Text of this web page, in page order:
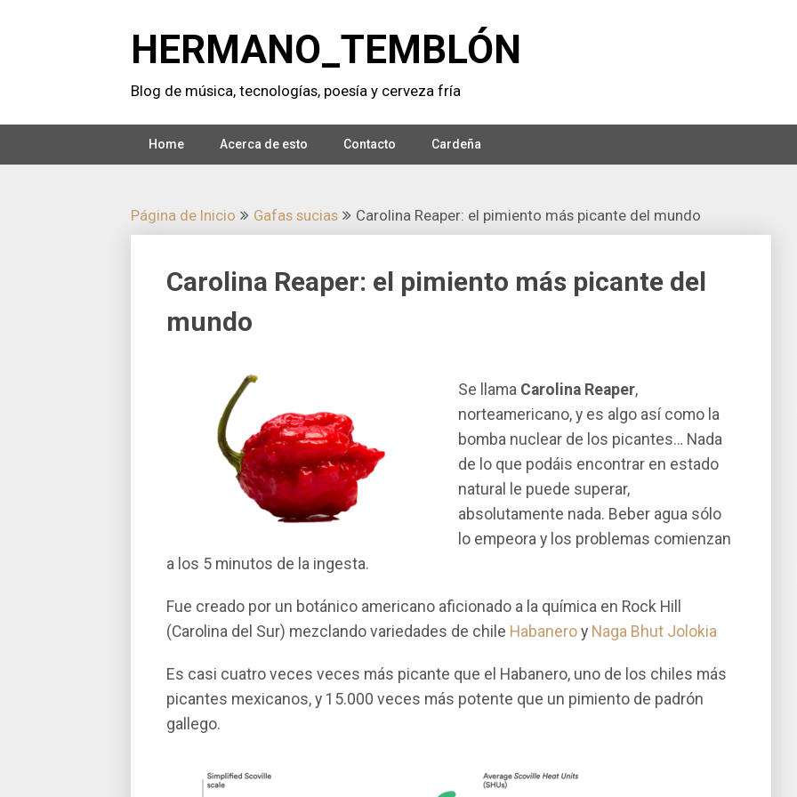
HERMANO_TEMBLÓN
Blog de música, tecnologí­as, poesí­a y cerveza frí­a
Home Acerca de esto Contacto Cardeña
Página de Inicio Gafas sucias Carolina Reaper: el pimiento más picante del mundo
Carolina Reaper: el pimiento más picante del
mundo
Se llama Carolina Reaper,
norteamericano, y es algo así­ como la
bomba nuclear de los picantes… Nada
de lo que podáis encontrar en estado
natural le puede superar,
absolutamente nada. Beber agua sólo
lo empeora y los problemas comienzan
a los 5 minutos de la ingesta.
Fue creado por un botánico americano aficionado a la química en Rock Hill
(Carolina del Sur) mezclando variedades de chile Habanero y Naga Bhut Jolokia
Es casi cuatro veces veces más picante que el Habanero, uno de los chiles más
picantes mexicanos, y 15.000 veces más potente que un pimiento de padrón
gallego.